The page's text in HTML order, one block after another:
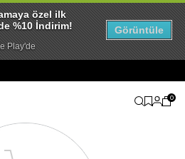
0
özel ilk
%10 İndirim!
Play'de
Görüntüle